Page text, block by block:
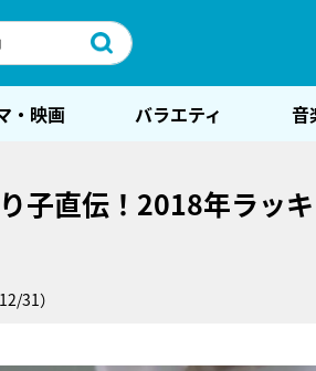
・映画 バラエティ 音
子直伝！2018年ラッ
31）